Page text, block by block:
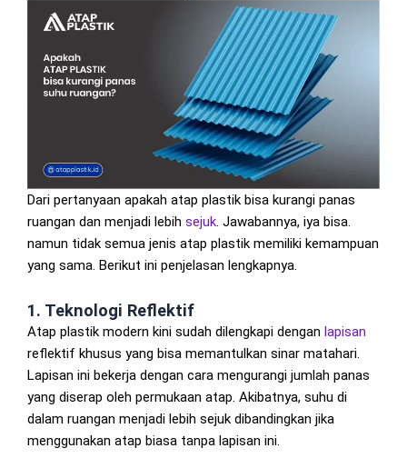
Dari pertanyaan apakah atap plastik bisa kurangi panas
ruangan dan menjadi lebih sejuk. Jawabannya, iya bisa.
namun tidak semua jenis atap plastik memiliki kemampuan
yang sama. Berikut ini penjelasan lengkapnya.
1. Teknologi Reflektif
Atap plastik modern kini sudah dilengkapi dengan lapisan
reflektif khusus yang bisa memantulkan sinar matahari.
Lapisan ini bekerja dengan cara mengurangi jumlah panas
yang diserap oleh permukaan atap. Akibatnya, suhu di
dalam ruangan menjadi lebih sejuk dibandingkan jika
menggunakan atap biasa tanpa lapisan ini.